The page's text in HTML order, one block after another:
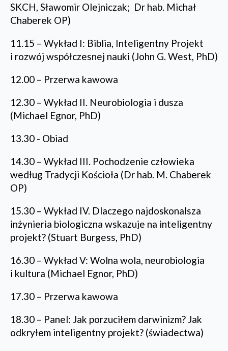
SKCH, Sławomir Olejniczak; Dr hab. Michał
Chaberek OP)
11.15 – Wykład I: Biblia, Inteligentny Projekt
i rozwój współczesnej nauki (John G. West, PhD)
12.00 – Przerwa kawowa
12.30 – Wykład II. Neurobiologia i dusza
(Michael Egnor, PhD)
13.30 - Obiad
14.30 – Wykład III. Pochodzenie człowieka
według Tradycji Kościoła (Dr hab. M. Chaberek
OP)
15.30 – Wykład IV. Dlaczego najdoskonalsza
inżynieria biologiczna wskazuje na inteligentny
projekt? (Stuart Burgess, PhD)
16.30 – Wykład V: Wolna wola, neurobiologia
i kultura (Michael Egnor, PhD)
17.30 – Przerwa kawowa
18.30 – Panel: Jak porzuciłem darwinizm? Jak
odkryłem inteligentny projekt? (świadectwa)